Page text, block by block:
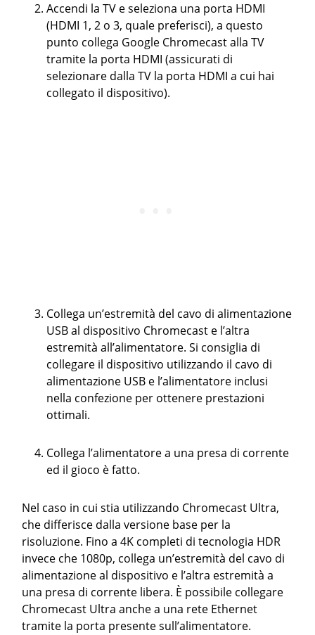
Accendi la TV e seleziona una porta HDMI
(HDMI 1, 2 o 3, quale preferisci), a questo
punto collega Google Chromecast alla TV
tramite la porta HDMI (assicurati di
selezionare dalla TV la porta HDMI a cui hai
collegato il dispositivo).
Collega un’estremità del cavo di alimentazione
USB al dispositivo Chromecast e l’altra
estremità all’alimentatore. Si consiglia di
collegare il dispositivo utilizzando il cavo di
alimentazione USB e l’alimentatore inclusi
nella confezione per ottenere prestazioni
ottimali.
Collega l’alimentatore a una presa di corrente
ed il gioco è fatto.
Nel caso in cui stia utilizzando Chromecast Ultra,
che differisce dalla versione base per la
risoluzione. Fino a 4K completi di tecnologia HDR
invece che 1080p, collega un’estremità del cavo di
alimentazione al dispositivo e l’altra estremità a
una presa di corrente libera. È possibile collegare
Chromecast Ultra anche a una rete Ethernet
tramite la porta presente sull’alimentatore.